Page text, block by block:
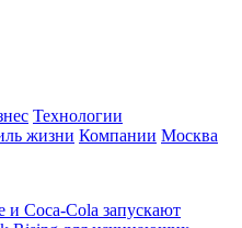
Технологии
жизни Компании Москва
и Coca-Cola запускают